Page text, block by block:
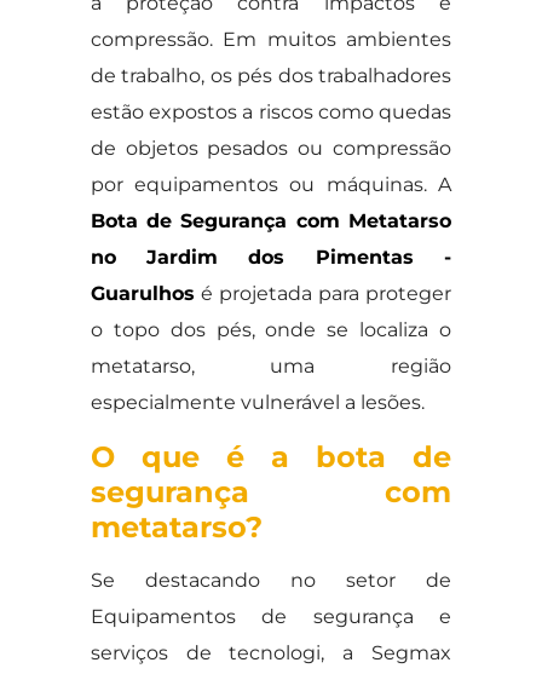
compressão. Em muitos ambientes
de trabalho, os pés dos trabalhadores
estão expostos a riscos como quedas
de objetos pesados ou compressão
por equipamentos ou máquinas. A
Bota de Segurança com Metatarso
no Jardim dos Pimentas -
Guarulhos é projetada para proteger
o topo dos pés, onde se localiza o
metatarso, uma região
especialmente vulnerável a lesões.
O que é a bota de
segurança com
metatarso?
Se destacando no setor de
Equipamentos de segurança e
serviços de tecnologi, a Segmax